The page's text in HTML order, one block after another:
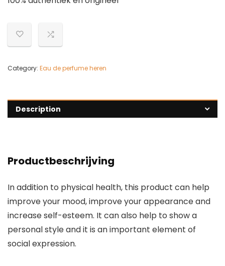
Category: Eau de perfume heren
Description
Productbeschrijving
In addition to physical health, this product can help
improve your mood, improve your appearance and
increase self-esteem. It can also help to show a
personal style and it is an important element of
social expression.